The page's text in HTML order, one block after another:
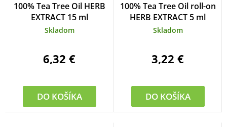
v
100% Tea Tree Oil HERB
EXTRACT 15 ml
Skladom
6,32 €
DO KOŠÍKA
100% Tea Tree Oil roll-on
HERB EXTRACT 5 ml
Skladom
3,22 €
DO KOŠÍKA